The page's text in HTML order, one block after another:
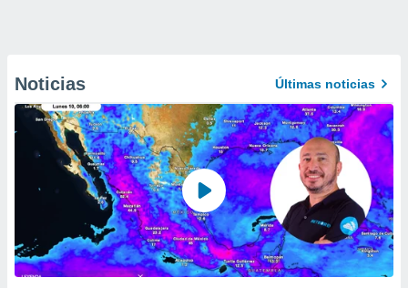
Noticias Últimas noticias